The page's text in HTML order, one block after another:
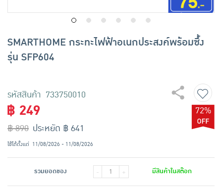
SMARTHOME กระทะไฟฟ้าอเนกประสงค์พร้อมซึ้ง
รุ่น SFP604
รหัสสินค้า 733750010
฿ 249
฿ 890
72%
ประหยัด ฿ 641
ใช้ได้ตั้งแต่ 11/08/2026 - 11/08/2026
รวมยอดของ - + มีสินค้าในสต๊อก